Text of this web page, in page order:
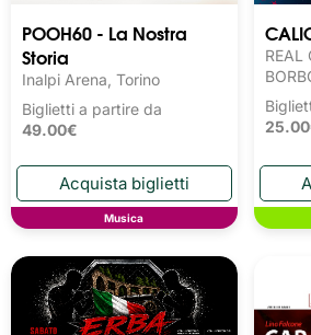
POOH60 - La Nostra
Storia
Inalpi Arena, Torino
Biglietti a partire da
49.00€
Musica
REAL